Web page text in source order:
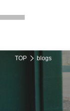
TOP blogs